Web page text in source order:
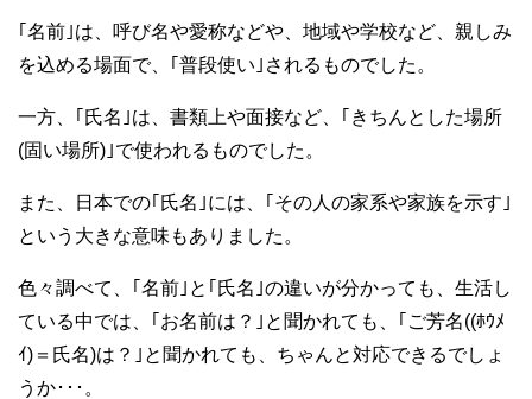
｢名前｣は、呼び名や愛称などや、地域や学校など、親しみ
を込める場面で、｢普段使い｣されるものでした。
一方、｢氏名｣は、書類上や面接など、｢きちんとした場所
(固い場所)｣で使われるものでした。
また、日本での｢氏名｣には、｢その人の家系や家族を示す｣
という大きな意味もありました。
色々調べて、｢名前｣と｢氏名｣の違いが分かっても、生活し
ている中では、｢お名前は？｣と聞かれても、｢ご芳名((ﾎｳﾒ
ｲ)＝氏名)は？｣と聞かれても、ちゃんと対応できるでしょ
うか･･･。